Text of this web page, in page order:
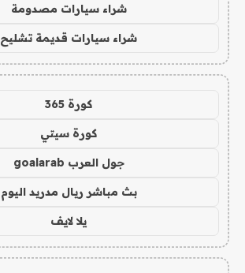
شراء سيارات مصدومة
شراء سيارات قديمة تشليح
كورة 365
كورة سيتي
جول العرب goalarab
بث مباشر ريال مدريد اليوم
يلا لايف